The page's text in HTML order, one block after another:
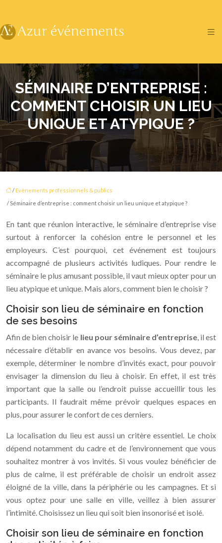
SÉMINAIRE D’ENTREPRISE :
COMMENT CHOISIR UN LIEU
UNIQUE ET ATYPIQUE ?
/ Evènements professionnels & publics
/ Séminaire d’entreprise : comment choisir un lieu unique et atypique ?
En tant que réunion interactive, le séminaire d’entreprise vise
surtout à renforcer la cohésion entre le personnel et les
employeurs. C’est pourquoi, cet événement est toujours
accompagné de plusieurs activités ludiques. Pour rendre le
séminaire le plus amusant possible, il vaut mieux opter pour un
lieu atypique et unique. Mais alors, comment bien le choisir ?
Choisir son lieu de séminaire en fonction
de ses besoins
Afin de bien choisir le lieu pour séminaire d’entreprise, il est
nécessaire d’établir en avance vos besoins. Vous devez, par
exemple, déterminer le nombre d’invités exact, pour pouvoir
envisager la dimension du lieu à choisir. En effet, il est très
important que la salle ou l’endroit puisse accueillir tous les
participants. Il faudrait même prévoir quelques espaces en
plus, pour assurer le confort de ces derniers.
La localisation du lieu est aussi un critère essentiel. Le choix
dépend notamment du cadre et de l’environnement que vous
souhaitez montrer à vos invités. Si vous voulez bénéficier de
plus de calme, il est préférable de choisir un endroit assez
éloigné de la ville, dans la périphérie ou les campagnes. Et si
vous optez pour une salle en ville, veillez à bien assurer
l’intimité. Choisissez un lieu qui soit bien insonorisé et isolé.
Choisir son lieu de séminaire en fonction